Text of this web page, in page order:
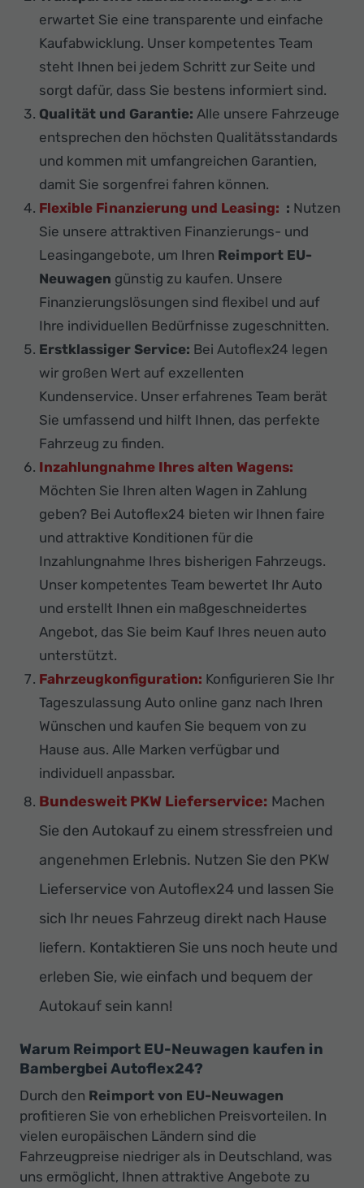
erwartet Sie eine transparente und einfache
Kaufabwicklung. Unser kompetentes Team
steht Ihnen bei jedem Schritt zur Seite und
sorgt dafür, dass Sie bestens informiert sind.
Qualität und Garantie: Alle unsere Fahrzeuge
entsprechen den höchsten Qualitätsstandards
und kommen mit umfangreichen Garantien,
damit Sie sorgenfrei fahren können.
Flexible Finanzierung und Leasing: : Nutzen
Sie unsere attraktiven Finanzierungs- und
Leasingangebote, um Ihren Reimport EU-
Neuwagen günstig zu kaufen. Unsere
Finanzierungslösungen sind flexibel und auf
Ihre individuellen Bedürfnisse zugeschnitten.
Erstklassiger Service: Bei Autoflex24 legen
wir großen Wert auf exzellenten
Kundenservice. Unser erfahrenes Team berät
Sie umfassend und hilft Ihnen, das perfekte
Fahrzeug zu finden.
Inzahlungnahme Ihres alten Wagens:
Möchten Sie Ihren alten Wagen in Zahlung
geben? Bei Autoflex24 bieten wir Ihnen faire
und attraktive Konditionen für die
Inzahlungnahme Ihres bisherigen Fahrzeugs.
Unser kompetentes Team bewertet Ihr Auto
und erstellt Ihnen ein maßgeschneidertes
Angebot, das Sie beim Kauf Ihres neuen auto
unterstützt.
Fahrzeugkonfiguration: Konfigurieren Sie Ihr
Tageszulassung Auto online ganz nach Ihren
Wünschen und kaufen Sie bequem von zu
Hause aus. Alle Marken verfügbar und
individuell anpassbar.
Bundesweit PKW Lieferservice: Machen
Sie den Autokauf zu einem stressfreien und
angenehmen Erlebnis. Nutzen Sie den PKW
Lieferservice von Autoflex24 und lassen Sie
sich Ihr neues Fahrzeug direkt nach Hause
liefern. Kontaktieren Sie uns noch heute und
erleben Sie, wie einfach und bequem der
Autokauf sein kann!
Warum Reimport EU-Neuwagen kaufen in
Bambergbei Autoflex24?
Durch den Reimport von EU-Neuwagen
profitieren Sie von erheblichen Preisvorteilen. In
vielen europäischen Ländern sind die
Fahrzeugpreise niedriger als in Deutschland, was
uns ermöglicht, Ihnen attraktive Angebote zu